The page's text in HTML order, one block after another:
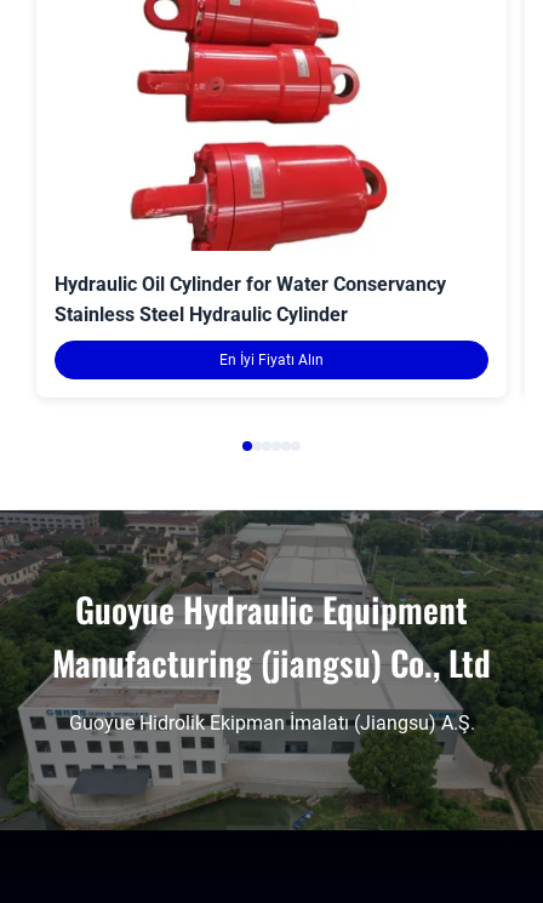
Hydraulic Oil Cylinder for Water Conservancy
Stainless Steel Hydraulic Cylinder
En İyi Fiyatı Alın
Guoyue Hydraulic Equipment
Manufacturing (jiangsu) Co., Ltd
Guoyue Hidrolik Ekipman İmalatı (Jiangsu) A.Ş.